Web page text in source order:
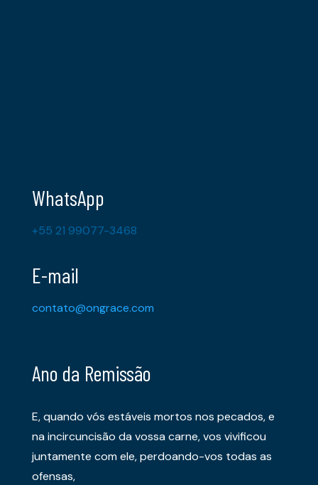
WhatsApp
+55 21 99077-3468
E-mail
contato@ongrace.com
Ano da Remissão
E, quando vós estáveis mortos nos pecados, e
na incircuncisão da vossa carne, vos vivificou
juntamente com ele, perdoando-vos todas as
ofensas,